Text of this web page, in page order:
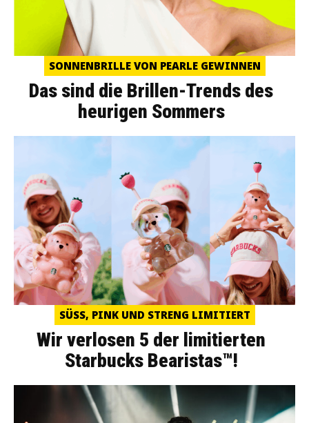
SONNENBRILLE VON PEARLE GEWINNEN
Das sind die Brillen-Trends des
heurigen Sommers
SÜSS, PINK UND STRENG LIMITIERT
Wir verlosen 5 der limitierten
Starbucks Bearistas™!